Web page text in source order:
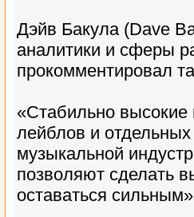
Дэйв Бакула (Dave
аналитики и сферы
прокомментировал
«Стабильно
лейблов и
музыкальной
позволяют сделать
оставаться